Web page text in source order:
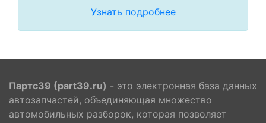
Узнать подробнее
Партс39 (part39.ru) - это электронная база данных
автозапчастей, объединяющая множество
автомобильных разборок, которая позволяет